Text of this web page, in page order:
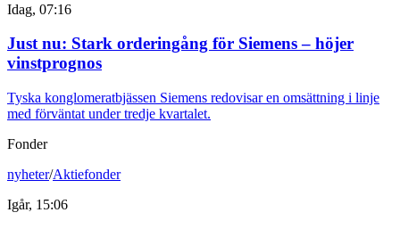
Idag, 07:16
Just nu: Stark orderingång för Siemens – höjer
vinstprognos
Tyska konglomeratbjässen Siemens redovisar en omsättning i linje
med förväntat under tredje kvartalet.
Fonder
nyheter/Aktiefonder
Igår, 15:06